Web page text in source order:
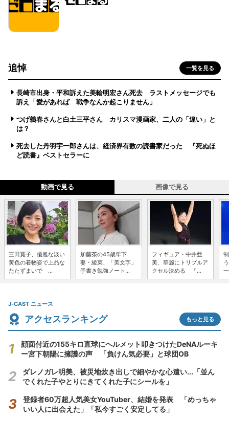
追悼 一覧を見る
長崎市出身・平和訴えた美輪明宏さん死去 ラストメッセージでも
訴え「愛があれば 戦争なんか起こりません」
つげ義春さんと白土三平さん カリスマ漫画家、二人の「違い」と
は？
死去した丹羽宇一郎さんは、経済界有数の読書家だった 『死ぬほ
ど読書』ベストセラーに
動画で見る 画像で見る
三田寛子、優雅な淡い
黄色の着物姿で上品な
たたずまいで ...
加藤茶の45歳年下
妻・綾菜、「美文字」
手書き勉強ノート...
フィギュア・中井亜
美、華麗にトリプルア
クセル決める 「...
J-CAST ニュース
アクセスランキング もっと見る
顔面付近の155キロ直球にヘルメット叩きつけたDeNAルーキ
ー宮下朝陽に擁護の声 「負けん気必要」と球団OB
ダレノガレ明美、被災地炊き出しで細やかな心遣い...「並ん
でくれた子やとりにきてくれた子にシールを」
登録者60万超人気美女YouTuber、結婚を発表 「めっちゃ
いい人に出会えた」「私今すごく安定してる」